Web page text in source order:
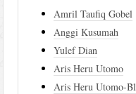
Amril Taufiq Gobel
Anggi Kusumah
Yulef Dian
Aris Heru Utomo
Aris Heru Utomo-